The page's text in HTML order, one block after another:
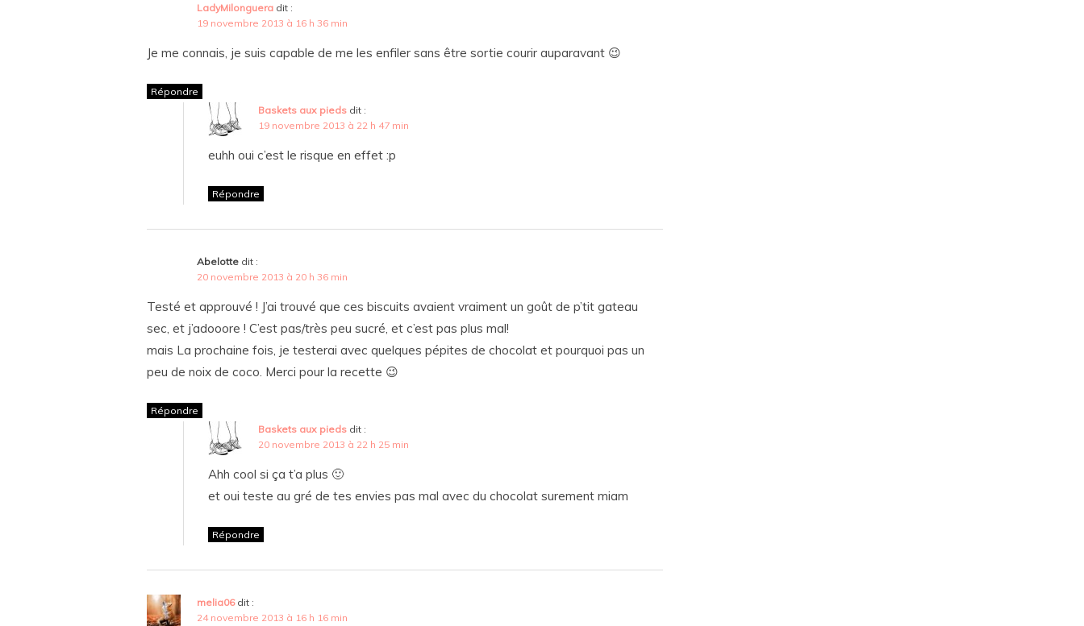
LadyMilonguera dit :
19 novembre 2013 à 16 h 36 min
Je me connais, je suis capable de me les enfiler sans être sortie courir auparavant 😉
Répondre
Baskets aux pieds dit :
19 novembre 2013 à 22 h 47 min
euhh oui c’est le risque en effet :p
Répondre
Abelotte dit :
20 novembre 2013 à 20 h 36 min
Testé et approuvé ! J’ai trouvé que ces biscuits avaient vraiment un goût de p’tit gateau
sec, et j’adooore ! C’est pas/très peu sucré, et c’est pas plus mal!
mais La prochaine fois, je testerai avec quelques pépites de chocolat et pourquoi pas un
peu de noix de coco. Merci pour la recette 😉
Répondre
Baskets aux pieds dit :
20 novembre 2013 à 22 h 25 min
Ahh cool si ça t’a plus 🙂
et oui teste au gré de tes envies pas mal avec du chocolat surement miam
Répondre
melia06 dit :
24 novembre 2013 à 16 h 16 min